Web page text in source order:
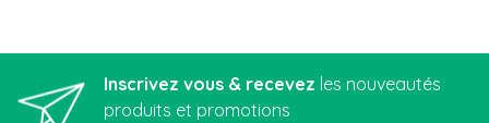
Inscrivez vous & recevez les nouveautés
produits et promotions